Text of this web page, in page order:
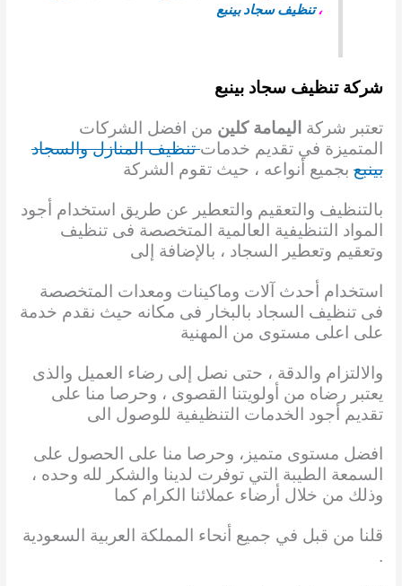
،تنظيف سجاد بينبع
شركة تنظيف سجاد بينبع
تعتبر شركة اليمامة كلين من افضل الشركات
المتميزة في تقديم خدمات تنظيف المنازل والسجاد
بينبع بجميع أنواعه ، حيث تقوم الشركة
بالتنظيف والتعقيم والتعطير عن طريق استخدام أجود
المواد التنظيفية العالمية المتخصصة فى تنظيف
وتعقيم وتعطير السجاد ، بالإضافة إلى
استخدام أحدث آلات وماكينات ومعدات المتخصصة
فى تنظيف السجاد بالبخار فى مكانه حيث نقدم خدمة
على اعلى مستوى من المهنية
والالتزام والدقة ، حتى نصل إلى رضاء العميل والذى
يعتبر رضاه من أولويتنا القصوى ، وحرصا منا على
تقديم أجود الخدمات التنظيفية للوصول الى
افضل مستوى متميز، وحرصا منا على الحصول على
السمعة الطيبة التي توفرت لدينا والشكر لله وحده ،
وذلك من خلال أرضاء عملائنا الكرام كما
قلنا من قبل في جميع أنحاء المملكة العربية السعودية
.